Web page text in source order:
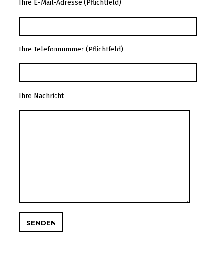
Ihre E-Mail-Adresse (Pflichtfeld)
Ihre Telefonnummer (Pflichtfeld)
Ihre Nachricht